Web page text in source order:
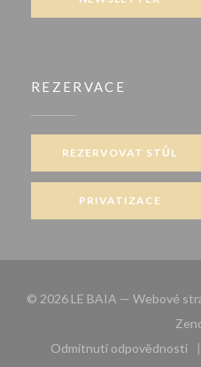
REZERVACE
REZERVOVAT STŮL
PRIVATIZACE
© 2026 LE BAIA — Webové
Odmítnutí odpovědnosti
((otevře se v